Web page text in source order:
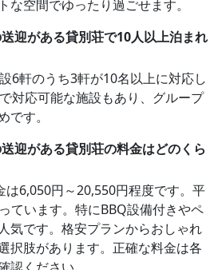
な空間でゆったり過ごせます。
迎がある貸別荘で10人以上泊まれ
6軒のうち3軒が10名以上に対応し
対応可能な施設もあり、グループ
す。
迎がある貸別荘の料金はどのくら
は6,050円～20,550円程度です。平
ています。特にBBQ設備付きやペ
気です。格安プランからおしゃれ
択肢があります。正確な料金は各